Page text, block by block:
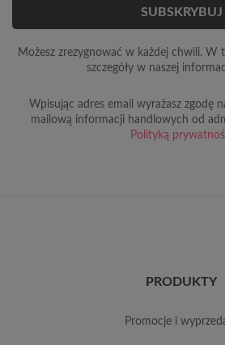
Możesz zrezygnować w każdej chwili. W
szczegóły w naszej
Wpisując adres email wyrażasz zgodę
mailową informacji handlowych od
Polityką
PRODUKTY
promocje i